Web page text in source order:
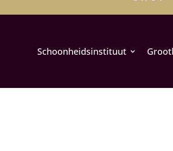
Schoonheidsinstituut